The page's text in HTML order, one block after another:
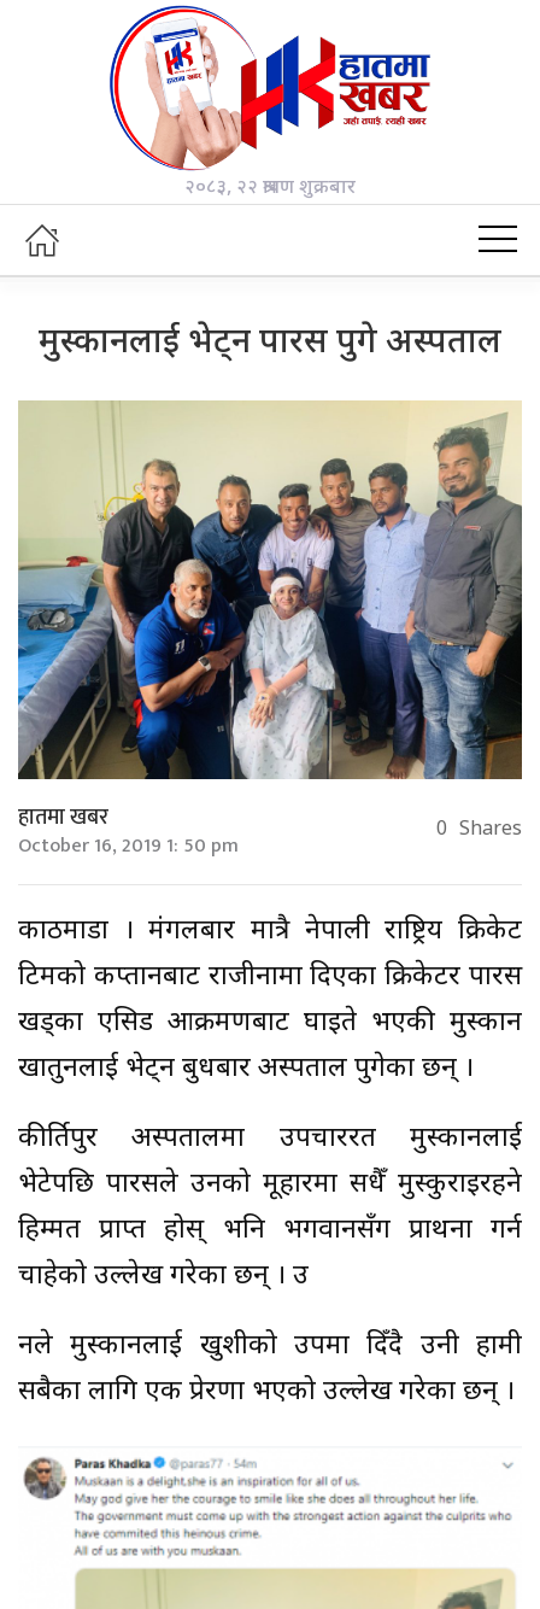
२०८३, २२ श्रावण शुक्रबार
मुस्कानलाई भेट्न पारस पुगे अस्पताल
हातमा खबर
October 16, 2019 1: 50 pm 0 Shares
काठमाडौं । मंगलबार मात्रै नेपाली राष्ट्रिय क्रिकेट
टिमको कप्तानबाट राजीनामा दिएका क्रिकेटर पारस
खड्का एसिड आक्रमणबाट घाइते भएकी मुस्कान
खातुनलाई भेट्न बुधबार अस्पताल पुगेका छन् ।
कीर्तिपुर अस्पतालमा उपचाररत मुस्कानलाई
भेटेपछि पारसले उनको मूहारमा सधैँ मुस्कुराइरहने
हिम्मत प्राप्त होस् भनि भगवानसँग प्राथना गर्न
चाहेको उल्लेख गरेका छन् । उ
नले मुस्कानलाई खुशीको उपमा दिँदै उनी हामी
सबैका लागि एक प्रेरणा भएको उल्लेख गरेका छन् ।